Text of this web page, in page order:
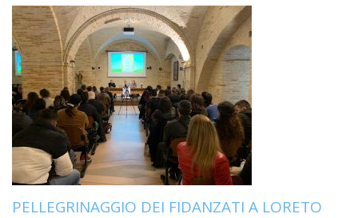
PELLEGRINAGGIO DEI FIDANZATI A LORETO